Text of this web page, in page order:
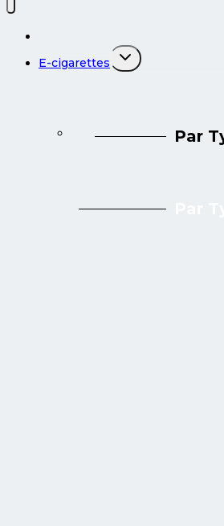
E-cigarettes
Ouvrir/fermer
le
Par